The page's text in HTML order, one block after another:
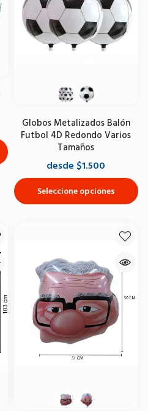
Globos Metalizados Balón
Futbol 4D Redondo Varios
Tamaños
desde $1.500
Seleccione opciones